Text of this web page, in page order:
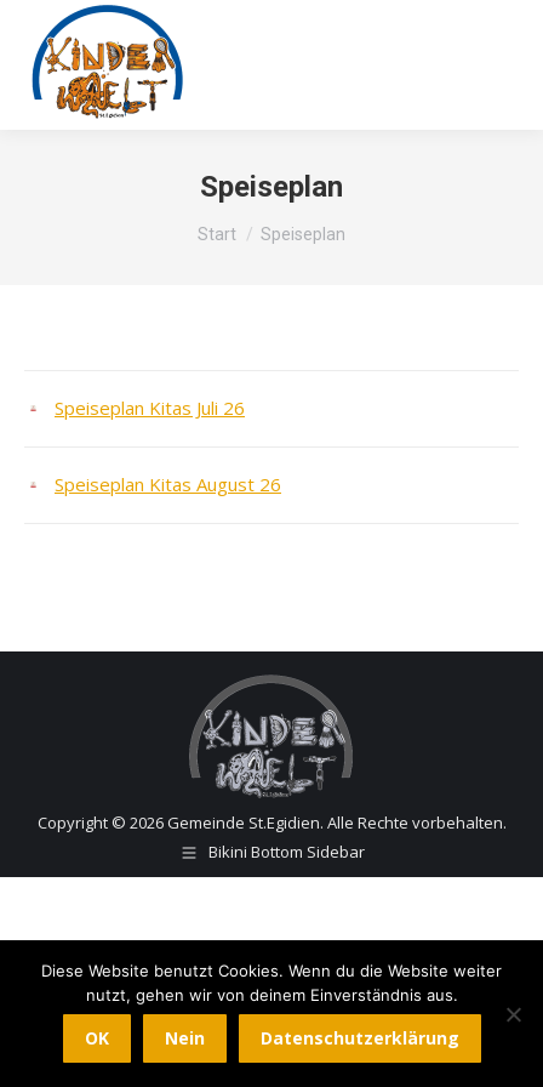
Speiseplan
Sie befinden sich hier:
Start Speiseplan
Speiseplan Kitas Juli 26
Speiseplan Kitas August 26
Copyright © 2026 Gemeinde St.Egidien. Alle Rechte vorbehalten.
Bikini Bottom Sidebar
Diese Website benutzt Cookies. Wenn du die Website weiter
nutzt, gehen wir von deinem Einverständnis aus.
OK Nein Datenschutzerklärung